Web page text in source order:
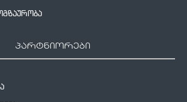
პარტნიორები